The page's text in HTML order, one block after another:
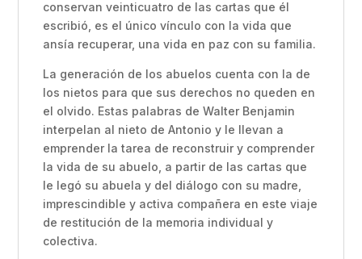
conservan veinticuatro de las cartas que él
escribió, es el único vínculo con la vida que
ansía recuperar, una vida en paz con su familia.
La generación de los abuelos cuenta con la de
los nietos para que sus derechos no queden en
el olvido. Estas palabras de Walter Benjamin
interpelan al nieto de Antonio y le llevan a
emprender la tarea de reconstruir y comprender
la vida de su abuelo, a partir de las cartas que
le legó su abuela y del diálogo con su madre,
imprescindible y activa compañera en este viaje
de restitución de la memoria individual y
colectiva.